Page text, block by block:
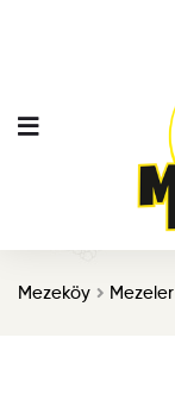
Mezeköy Mezeler